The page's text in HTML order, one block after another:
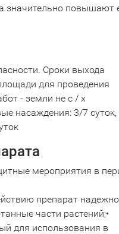
значительно повышают
Сроки выхода
для проведения
- земли не с / х
насаждения: 3/7 суток,
мероприятия в
препарат надежно
части растений;•
для использования в